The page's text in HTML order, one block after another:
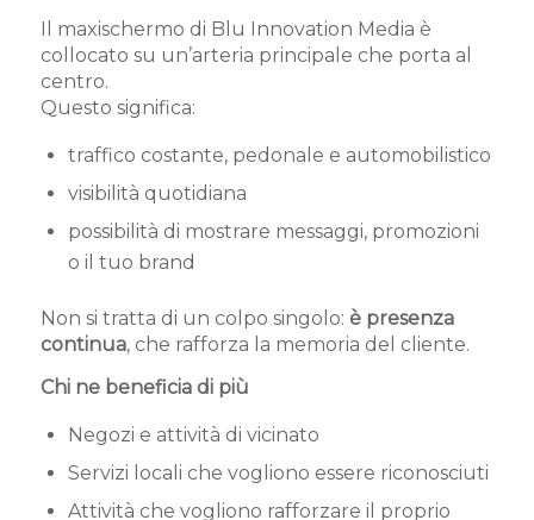
Il maxischermo di Blu Innovation Media è
collocato su un’arteria principale che porta al
centro.
Questo significa:
traffico costante, pedonale e automobilistico
visibilità quotidiana
possibilità di mostrare messaggi, promozioni
o il tuo brand
Non si tratta di un colpo singolo: è presenza
continua, che rafforza la memoria del cliente.
Chi ne beneficia di più
Negozi e attività di vicinato
Servizi locali che vogliono essere riconosciuti
Attività che vogliono rafforzare il proprio